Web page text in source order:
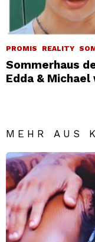
PROMIS REALITY
Sommerhaus
Edda &
MEHR AUS